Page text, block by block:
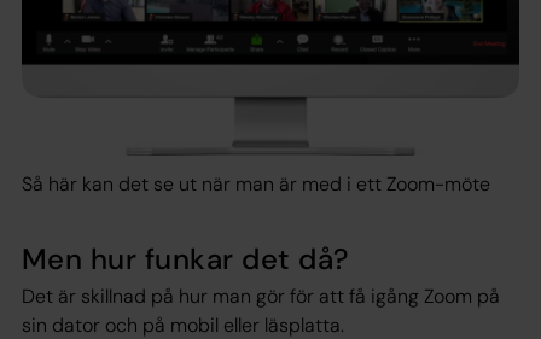
Så här kan det se ut när man är med i ett Zoom-möte
Men hur funkar det då?
Det är skillnad på hur man gör för att få igång Zoom på
sin dator och på mobil eller läsplatta.